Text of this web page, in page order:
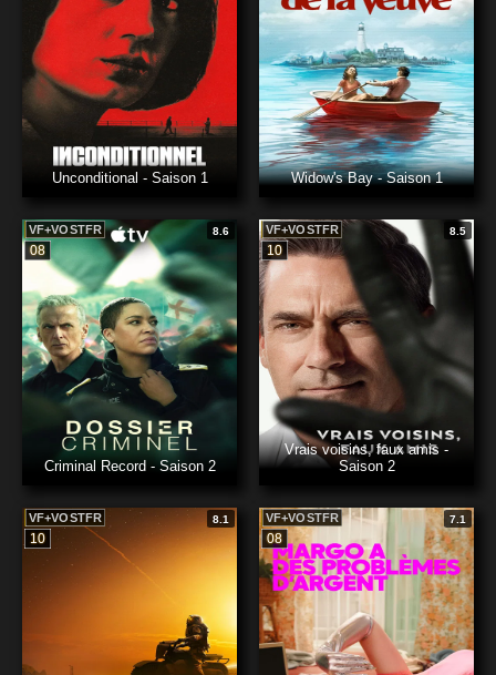
Unconditional - Saison 1 Widow's Bay - Saison 1
VF+VOSTFR 8.6
08
Criminal Record - Saison 2
VF+VOSTFR 8.5
10
Vrais voisins, faux amis -
Saison 2
VF+VOSTFR 8.1
10
VF+VOSTFR 7.1
08